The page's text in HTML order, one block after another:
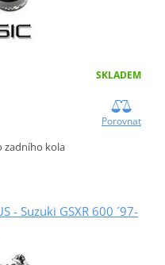
SKLADEM
Porovnat
zadního kola
- Suzuki GSXR 600 ´97-